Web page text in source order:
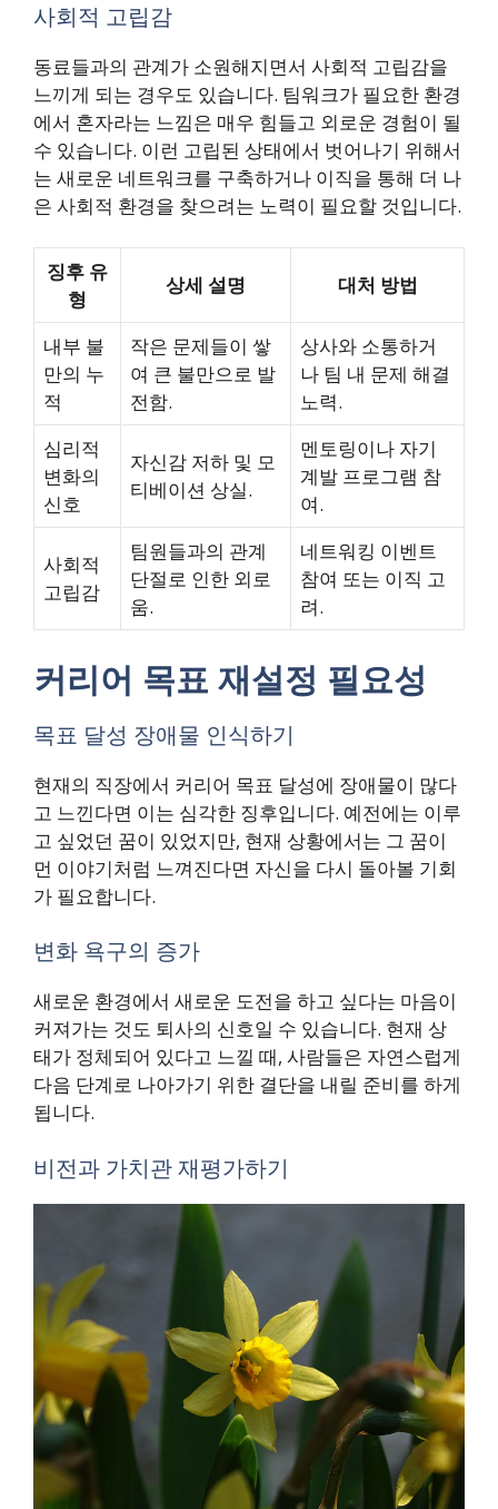
사회적 고립감
동료들과의 관계가 소원해지면서 사회적 고립감을
느끼게 되는 경우도 있습니다. 팀워크가 필요한 환경
에서 혼자라는 느낌은 매우 힘들고 외로운 경험이 될
수 있습니다. 이런 고립된 상태에서 벗어나기 위해서
는 새로운 네트워크를 구축하거나 이직을 통해 더 나
은 사회적 환경을 찾으려는 노력이 필요할 것입니다.
징후 유
형
상세 설명 대처 방법
내부 불
만의 누
적
작은 문제들이 쌓
여 큰 불만으로 발
전함.
상사와 소통하거
나 팀 내 문제 해결
노력.
심리적
변화의
신호
자신감 저하 및 모
티베이션 상실.
멘토링이나 자기
계발 프로그램 참
여.
사회적
고립감
팀원들과의 관계
단절로 인한 외로
움.
네트워킹 이벤트
참여 또는 이직 고
려.
커리어 목표 재설정 필요성
목표 달성 장애물 인식하기
현재의 직장에서 커리어 목표 달성에 장애물이 많다
고 느낀다면 이는 심각한 징후입니다. 예전에는 이루
고 싶었던 꿈이 있었지만, 현재 상황에서는 그 꿈이
먼 이야기처럼 느껴진다면 자신을 다시 돌아볼 기회
가 필요합니다.
변화 욕구의 증가
새로운 환경에서 새로운 도전을 하고 싶다는 마음이
커져가는 것도 퇴사의 신호일 수 있습니다. 현재 상
태가 정체되어 있다고 느낄 때, 사람들은 자연스럽게
다음 단계로 나아가기 위한 결단을 내릴 준비를 하게
됩니다.
비전과 가치관 재평가하기